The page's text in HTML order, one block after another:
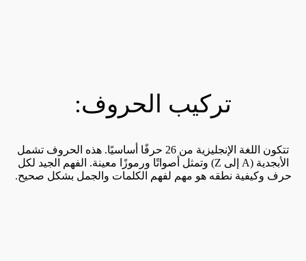
تركيب الحروف:
تتكون اللغة الإنجليزية من 26 حرفًا أساسيًا. هذه الحروف تشمل
الأبجدية (A إلى Z) وتمثل أصواتًا ورموزًا معينة. الفهم الجيد لكل
حرف وكيفية نطقه هو مهم لفهم الكلمات والجمل بشكل صحيح.